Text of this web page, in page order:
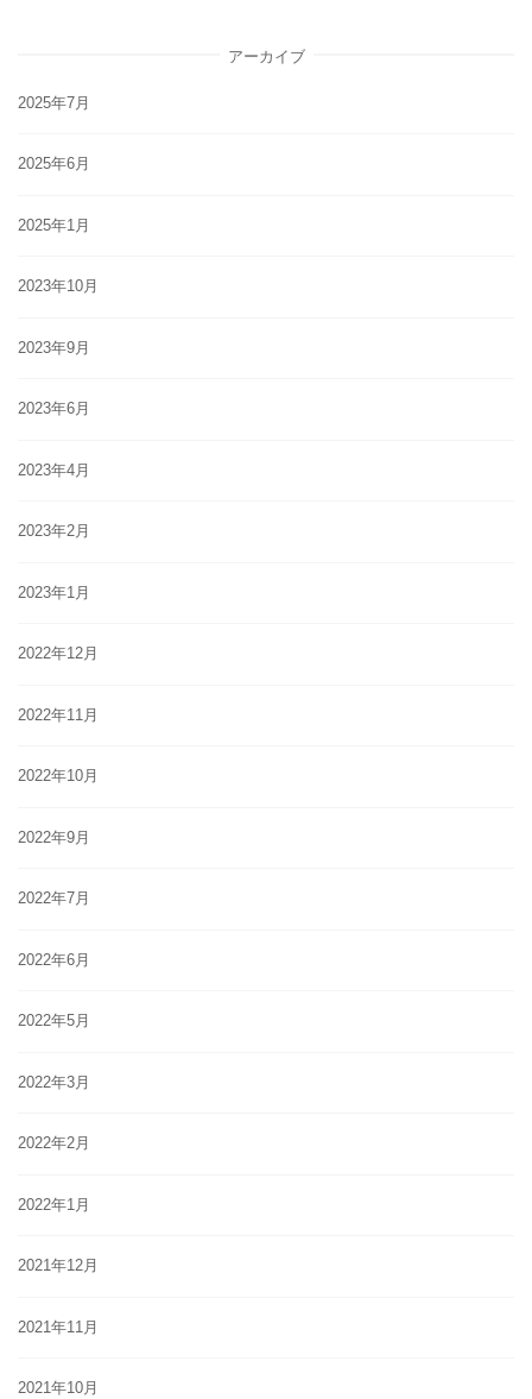
アーカイブ
2025年7月
2025年6月
2025年1月
2023年10月
2023年9月
2023年6月
2023年4月
2023年2月
2023年1月
2022年12月
2022年11月
2022年10月
2022年9月
2022年7月
2022年6月
2022年5月
2022年3月
2022年2月
2022年1月
2021年12月
2021年11月
2021年10月